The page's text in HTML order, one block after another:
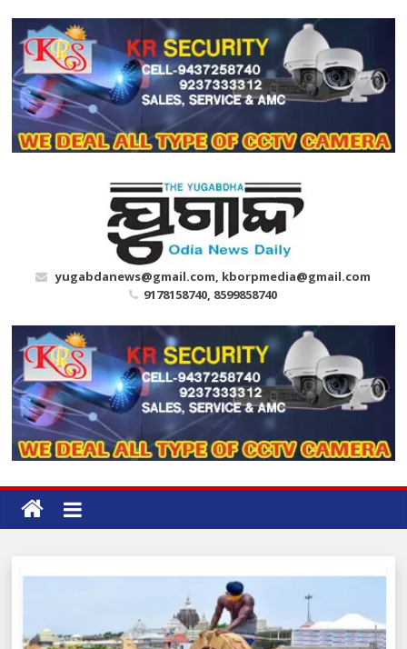
content
yugabdanews@gmail.com, kborpmedia@gmail.com
9178158740, 8599858740